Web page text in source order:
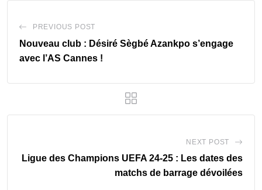
PREVIOUS POST
Nouveau club : Désiré Sègbé Azankpo s’engage
avec l’AS Cannes !
NEXT POST
Ligue des Champions UEFA 24-25 : Les dates des
matchs de barrage dévoilées